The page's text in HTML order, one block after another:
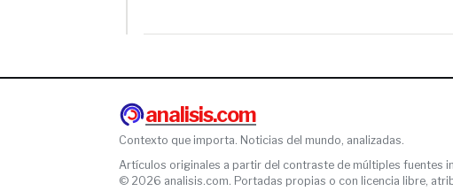
analisis.com
Contexto que importa. Noticias del mundo, analizadas.
Artículos originales a partir del contraste de múltiples fuentes
© 2026 analisis.com. Portadas propias o con licencia libre,